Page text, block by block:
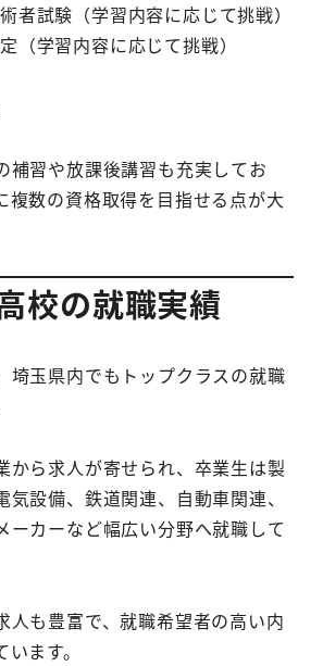
者試験（学習内容に応じて挑戦）
（学習内容に応じて挑戦）
補習や放課後講習も充実してお
複数の資格取得を目指せる点が大
校の就職実績
埼玉県内でもトップクラスの就職
から求人が寄せられ、卒業生は製
設備、鉄道関連、自動車関連、
ーカーなど幅広い分野へ就職して
人も豊富で、就職希望者の高い内
ます。